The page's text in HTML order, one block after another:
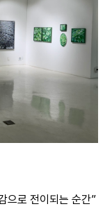
으로 전이되는 순간”